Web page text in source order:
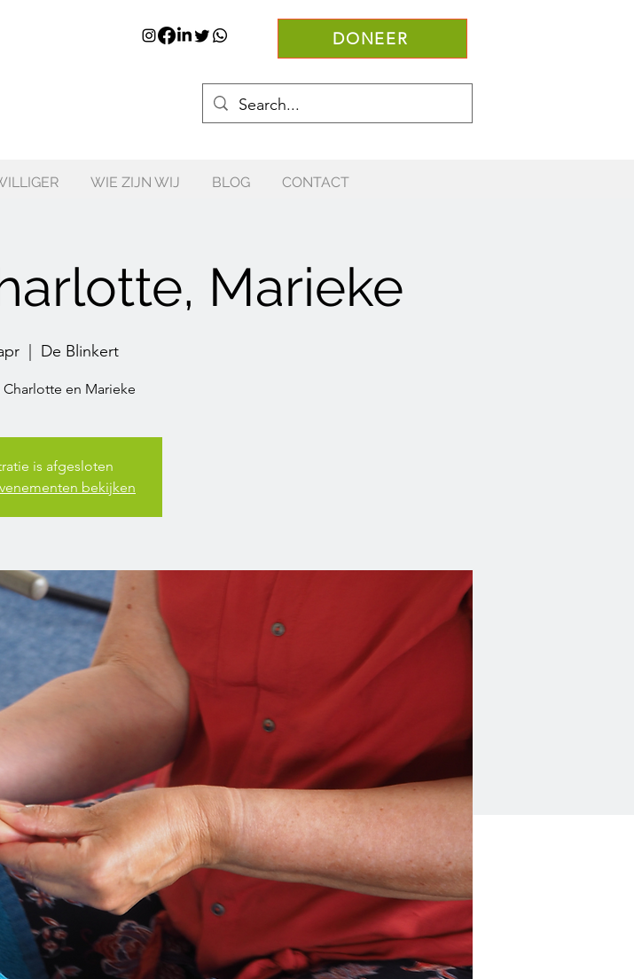
WIE ZIJN WIJ BLOG CONTACT
DONEER
Marieke
  |
De Blinkert
Charlotte en Marieke
is afgesloten
bekijken